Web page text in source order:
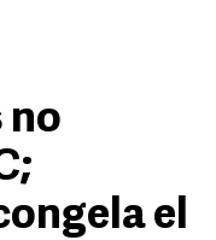
no
el